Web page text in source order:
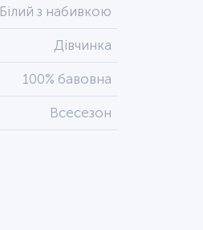
Білий з набивкою
Дівчинка
100% бавовна
Всесезон